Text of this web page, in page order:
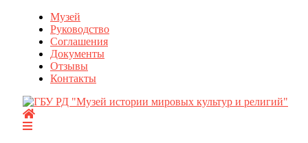
Перейти
содержимому
Музей
Руководство
Соглашения
Документы
Отзывы
Контакты